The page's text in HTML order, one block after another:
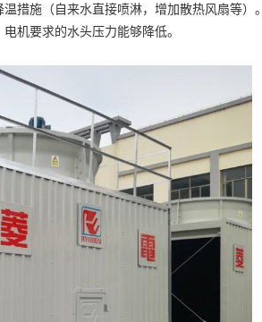
措施（自来水直接喷淋，增加散热风扇等）。
机要求的水头压力能够降低。